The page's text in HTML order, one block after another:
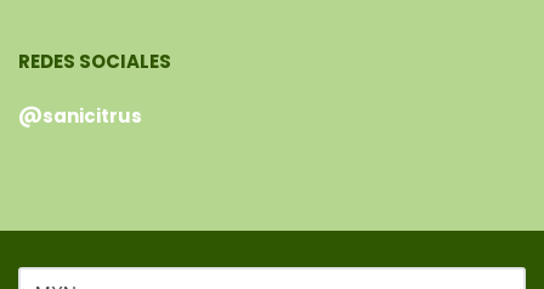
REDES SOCIALES
@sanicitrus